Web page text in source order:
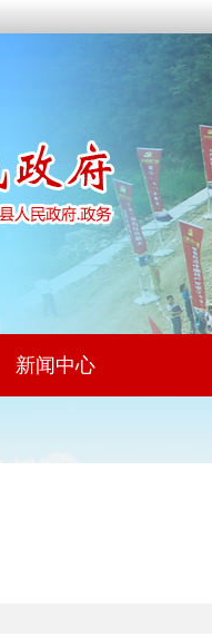
新闻中心